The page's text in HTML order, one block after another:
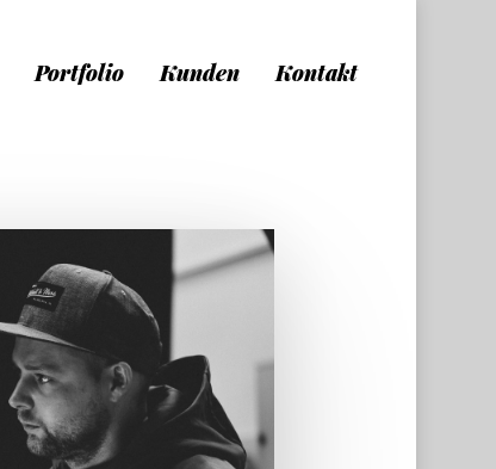
Portfolio Kunden Kontakt